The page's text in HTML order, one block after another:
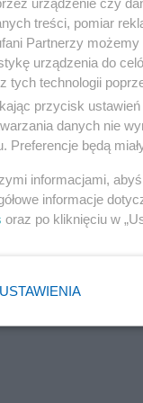
(9305),
(35 062
rocznie
treści, pomiar
Partnerzy
urządzenia do
tych technologii
przycisk
danych nie
Preferencje będą
informacjami,
informacje
oraz po kliknięciu w
USTAWIENIA